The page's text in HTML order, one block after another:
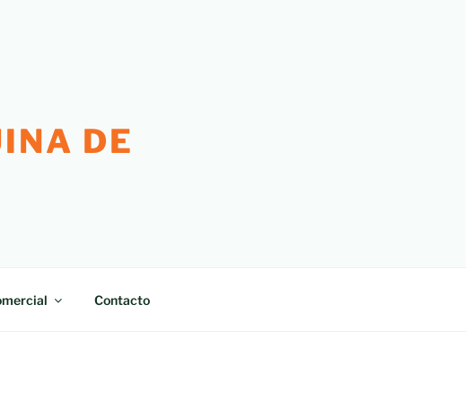
DE
Contacto